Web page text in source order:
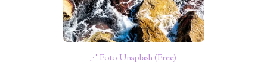
⋰ Foto Unsplash (Free)